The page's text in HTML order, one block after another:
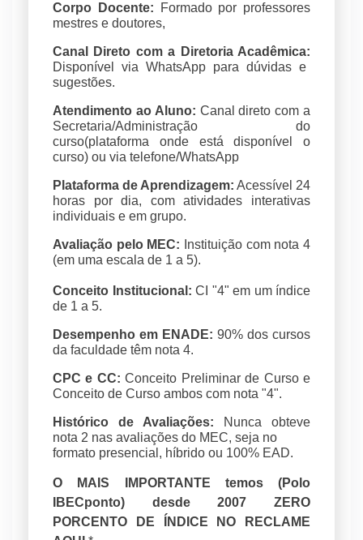
Corpo Docente: Formado por professores
mestres e doutores,
Canal Direto com a Diretoria Acadêmica:
Disponível via WhatsApp para dúvidas e
sugestões.
Atendimento ao Aluno: Canal direto com a
Secretaria/Administração do
curso(plataforma onde está disponível o
curso) ou via telefone/WhatsApp
Plataforma de Aprendizagem: Acessível 24
horas por dia, com atividades interativas
individuais e em grupo.
Avaliação pelo MEC: Instituição com nota 4
(em uma escala de 1 a 5).
Conceito Institucional: CI "4" em um índice
de 1 a 5.
Desempenho em ENADE: 90% dos cursos
da faculdade têm nota 4.
CPC e CC: Conceito Preliminar de Curso e
Conceito de Curso ambos com nota "4".
Histórico de Avaliações: Nunca obteve
nota 2 nas avaliações do MEC, seja no
formato presencial, híbrido ou 100% EAD.
O MAIS IMPORTANTE temos (Polo
IBECponto) desde 2007 ZERO
PORCENTO DE ÍNDICE NO RECLAME